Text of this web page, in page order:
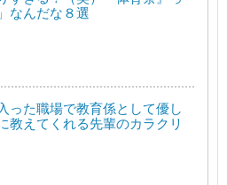
なんだな８選
った職場で教育係として優し
教えてくれる先輩のカラクリ